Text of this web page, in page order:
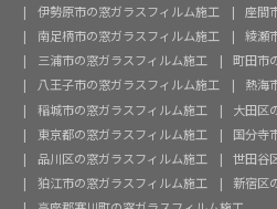
伊勢原市の窓ガラスフィルム施工
座間
南足柄市の窓ガラスフィルム施工
綾瀬
三浦市の窓ガラスフィルム施工
町田市
八王子市の窓ガラスフィルム施工
熱海
稲城市の窓ガラスフィルム施工
大田区
東京都の窓ガラスフィルム施工
国分寺
品川区の窓ガラスフィルム施工
世田谷
狛江市の窓ガラスフィルム施工
新宿区